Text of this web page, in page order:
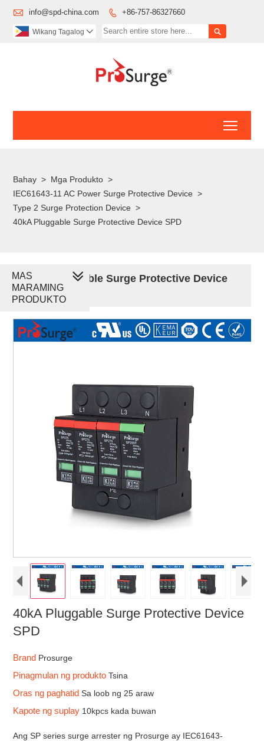
 info@spd-china.com  +86-757-86327660

Wikang Tagalog 
Bahay > Mga Produkto >
IEC61643-11 AC Power Surge Protective Device >
Type 2 Surge Protection Device >
40kA Pluggable Surge Protective Device SPD
40kA Pluggable Surge Protective Device
SPD
40kA Pluggable Surge Protective Device
SPD
Brand Prosurge
Pinagmulan ng produktoTsina
Oras ng paghatidSa loob ng 25 araw
Kapote ng suplay 10kpcs kada buwan
Ang SP series surge arrester ng Prosurge ay IEC61643-
MAS
MARAMING
PRODUKTO